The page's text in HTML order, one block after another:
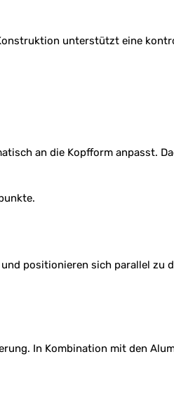
unterstützt eine
an die Kopfform anpasst.
positionieren sich parallel zu
In Kombination mit den